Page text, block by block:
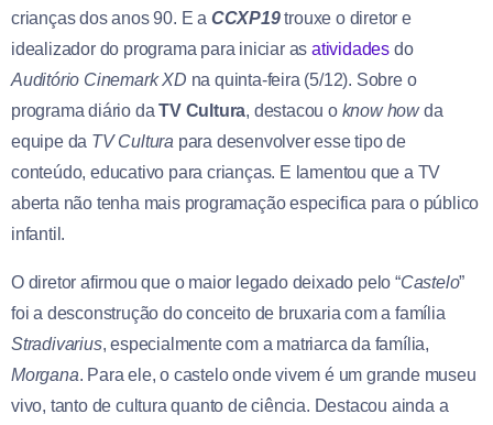
crianças dos anos 90. E a CCXP19trouxe o diretor e
idealizador do programa para iniciar asatividades do
Auditório Cinemark XD na quinta-feira (5/12). Sobre o
programa diário daTV Cultura, destacou o know howda
equipe da TV Cultura para desenvolver esse tipo de
conteúdo, educativo para crianças. E lamentou que a TV
aberta não tenha mais programação especifica para o público
infantil.
O diretor afirmou que o maior legado deixado pelo “Castelo”
foi a desconstrução do conceito de bruxaria com a família
Stradivarius, especialmente com a matriarca da família,
Morgana. Para ele, o castelo onde vivem é um grande museu
vivo, tanto de cultura quanto de ciência. Destacou ainda a